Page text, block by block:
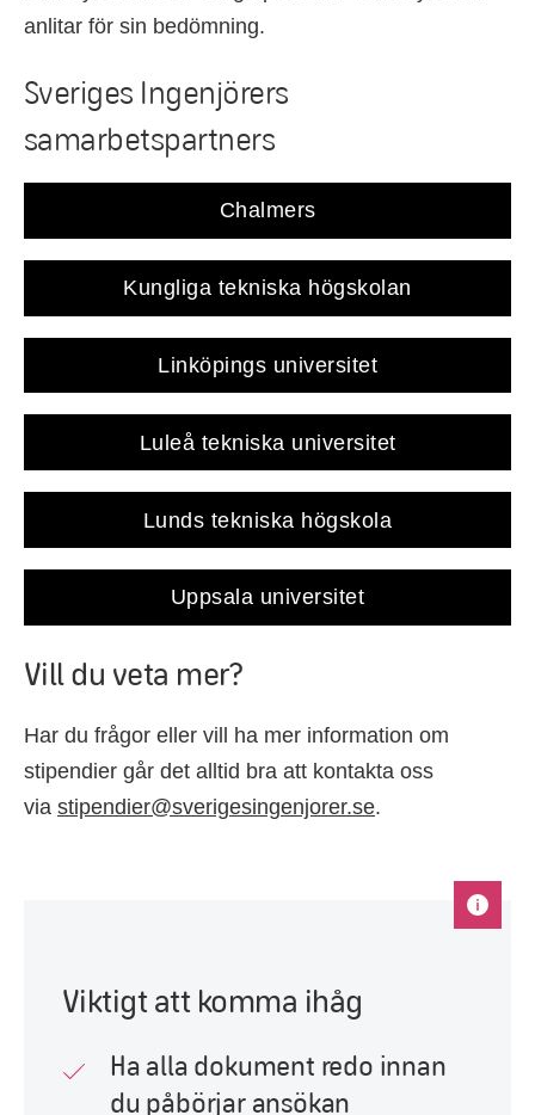
anlitar för sin bedömning.
Sveriges Ingenjörers
samarbetspartners
Chalmers
Kungliga tekniska högskolan
Linköpings universitet
Luleå tekniska universitet
Lunds tekniska högskola
Uppsala universitet
Vill du veta mer?
Har du frågor eller vill ha mer information om
stipendier går det alltid bra att kontakta oss
via stipendier@sverigesingenjorer.se.
Viktigt att komma ihåg
Ha alla dokument redo innan
du påbörjar ansökan